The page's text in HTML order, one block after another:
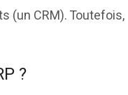
(un CRM). Toutefois,
?